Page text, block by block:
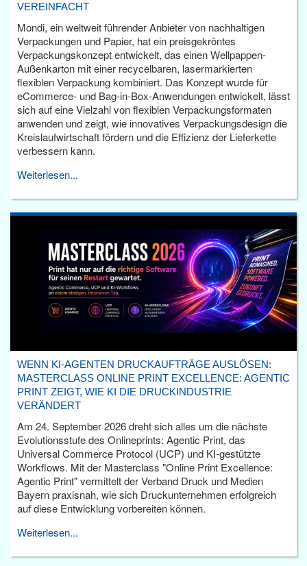
VEREINFACHT
Mondi, ein weltweit führender Anbieter von nachhaltigen
Verpackungen und Papier, hat ein preisgekröntes
Verpackungskonzept entwickelt, das einen Wellpappen-
Außenkarton mit einer recycelbaren, lasermarkierten
flexiblen Verpackung kombiniert. Das Konzept wurde für
eCommerce- und Bag-in-Box-Anwendungen entwickelt, lässt
sich auf eine Vielzahl von flexiblen Verpackungsformaten
anwenden und zeigt, wie innovatives Verpackungsdesign die
Kreislaufwirtschaft fördern und die Effizienz der Lieferkette
verbessern kann.
Weiterlesen...
WENN KI-AGENTEN DRUCKAUFTRÄGE AUSLÖSEN:
MASTERCLASS ONLINE PRINT EXCELLENCE: AGENTIC
PRINT ZEIGT, WIE KI DIE DRUCKINDUSTRIE
VERÄNDERT
Am 24. September 2026 dreht sich alles um die nächste
Evolutionsstufe des Onlineprints: Agentic Print, das
Universal Commerce Protocol (UCP) und KI-gestützte
Workflows. Mit der Masterclass "Online Print Excellence:
Agentic Print" vermittelt der Verband Druck und Medien
Bayern praxisnah, wie sich Druckunternehmen erfolgreich
auf diese Entwicklung vorbereiten können.
Weiterlesen...